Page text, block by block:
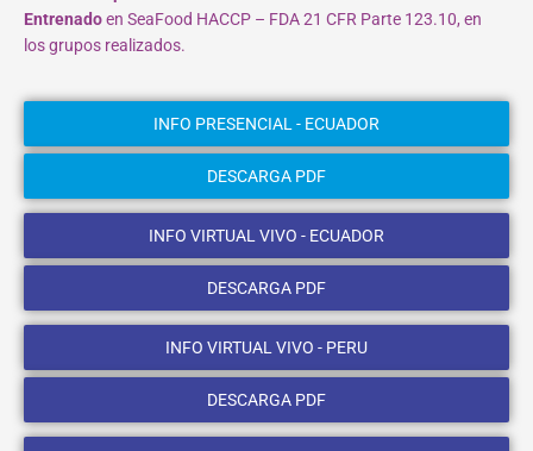
Entrenadoen SeaFood HACCP – FDA 21 CFR Parte 123.10, en
los grupos realizados.
INFO PRESENCIAL - ECUADOR
DESCARGA PDF
INFO VIRTUAL VIVO - ECUADOR
DESCARGA PDF
INFO VIRTUAL VIVO - PERU
DESCARGA PDF